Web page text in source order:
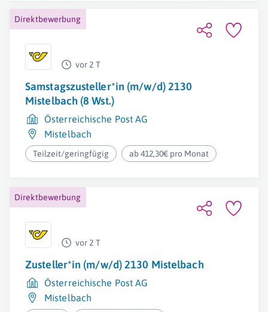
Direktbewerbung
vor 2 T
Samstagszusteller*in (m/w/d) 2130
Mistelbach (8 Wst.)
Österreichische Post AG
Mistelbach
Teilzeit/geringfügig ab 412,30€ pro Monat
Direktbewerbung
vor 2 T
Zusteller*in (m/w/d) 2130 Mistelbach
Österreichische Post AG
Mistelbach